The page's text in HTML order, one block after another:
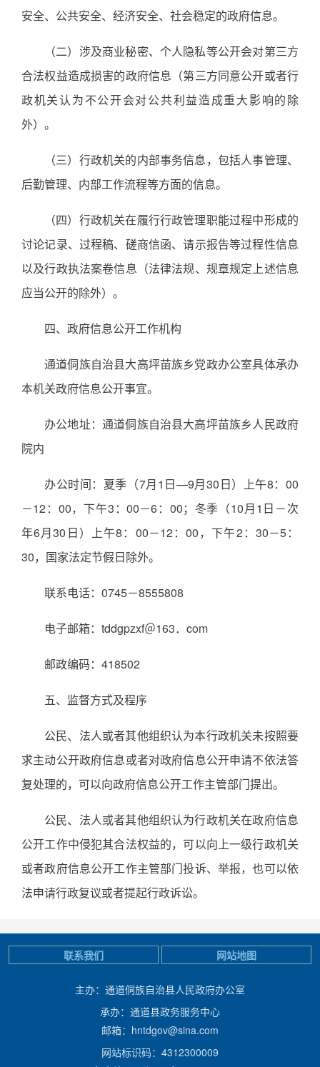
安全、公共安全、经济安全、社会稳定的政府信息。
（二）涉及商业秘密、个人隐私等公开会对第三方
合法权益造成损害的政府信息（第三方同意公开或者行
政机关认为不公开会对公共利益造成重大影响的除
外）。
（三）行政机关的内部事务信息，包括人事管理、
后勤管理、内部工作流程等方面的信息。
（四）行政机关在履行行政管理职能过程中形成的
讨论记录、过程稿、磋商信函、请示报告等过程性信息
以及行政执法案卷信息（法律法规、规章规定上述信息
应当公开的除外）。
四、政府信息公开工作机构
通道侗族自治县大高坪苗族乡党政办公室具体承办
本机关政府信息公开事宜。
办公地址：通道侗族自治县大高坪苗族乡人民政府
院内
办公时间：夏季（7月1日—9月30日）上午8：00
－12：00，下午3：00－6：00；冬季（10月1日－次
年6月30日）上午8：00－12：00，下午2：30－5：
30，国家法定节假日除外。
联系电话：0745－8555808
电子邮箱：tddgpzxf＠163．com
邮政编码：418502
五、监督方式及程序
公民、法人或者其他组织认为本行政机关未按照要
求主动公开政府信息或者对政府信息公开申请不依法答
复处理的，可以向政府信息公开工作主管部门提出。
公民、法人或者其他组织认为行政机关在政府信息
公开工作中侵犯其合法权益的，可以向上一级行政机关
或者政府信息公开工作主管部门投诉、举报，也可以依
法申请行政复议或者提起行政诉讼。
主办：通道侗族自治县人民政府办公室
承办：通道县政务服务中心
邮箱：hntdgov@sina.com
网站标识码：4312300009
联系我们 网站地图